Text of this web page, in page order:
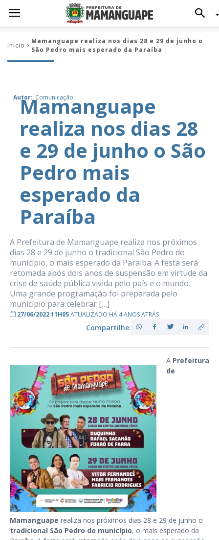
Início
Mamanguape realiza nos dias 28 e 29 de junho o
São Pedro mais esperado da Paraíba
Autor: Comunicação
Mamanguape
realiza nos dias 28
e 29 de junho o São
Pedro mais
esperado da
Paraíba
A Prefeitura de Mamanguape realiza nos próximos
dias 28 e 29 de junho o tradicional São Pedro do
município, o mais esperado da Paraíba. A festa será
retomada após dois anos de suspensão em virtude da
crise de saúde pública vivida pelo país e o mundo.
Uma grande programação foi preparada pelo
município para celebrar […]
27/06/2022 11H05ATUALIZADO HÁ 4 ANOS ATRÁS
Compartilhe:
A Prefeitura
de
Mamanguape realiza nos próximos dias 28 e 29 de junho o
tradicional São Pedro do município, o mais esperado da